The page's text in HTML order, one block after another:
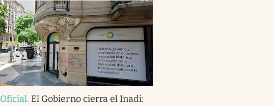
Oficial. El Gobierno cierra el Inadi: